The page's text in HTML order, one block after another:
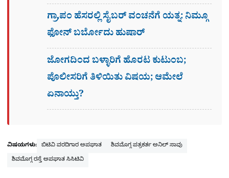
ಗ್ರಾ,ಪಂ ಹೆಸರಲ್ಲಿ ಸೈಬ‌ರ್ ವಂಚನೆಗೆ ಯತ್ನ: ನಿಮ್ಗೂ
ಫೋನ್​ ಬರ್ಬೋದು ಹುಷಾರ್​​
ಜೋಗದಿಂದ ಬಳ್ಳಾರಿಗೆ ಹೊರಟ ಕುಟುಂಬ;
ಪೊಲೀಸರಿಗೆ ತಿಳಿಯಿತು ವಿಷಯ; ಆಮೇಲೆ
ಏನಾಯ್ತು?
ವಿಷಯಗಳು: ಬಿಟಿವಿ ವರದಿಗಾರ ಅಪಘಾತ
ಶಿವಮೊಗ್ಗ ಪತ್ರಕರ್ತ ಅನಿಲ್ ಸಾವು
ಶಿವಮೊಗ್ಗ ರಸ್ತೆ ಅಪಘಾತ ಸಿಸಿಟಿವಿ